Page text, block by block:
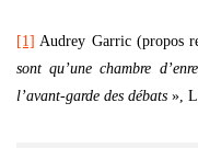
[1] Audrey Garric (propos
sont qu’une chambre
l’avant-garde des débats »,